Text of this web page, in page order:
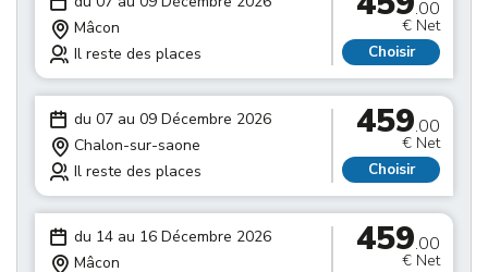
Mâcon
Il reste des places
.00
€ Net
Choisir
du 07 au 09 Décembre 2026
Chalon-sur-saone
Il reste des places
459.00
€ Net
Choisir
du 14 au 16 Décembre 2026
Mâcon
459.00
€ Net